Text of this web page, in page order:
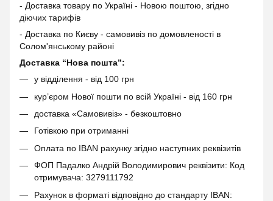
- Доставка товару по Україні - Новою поштою, згідно
діючих тарифів
- Доставка по Києву - самовивіз по домовленості в
Солом'янському районі
Доставка “Нова пошта”:
у відділення - від 100 грн
кур’єром Нової пошти по всій Україні - від 160 грн
доставка «Самовивіз» - безкоштовно
Готівкою при отриманні
Оплата по IBAN рахунку згідно наступних реквізитів
ФОП Падалко Андрій Володимирович реквізити: Код
отримувача: 3279111792
Рахунок в форматі відповідно до стандарту IBAN: